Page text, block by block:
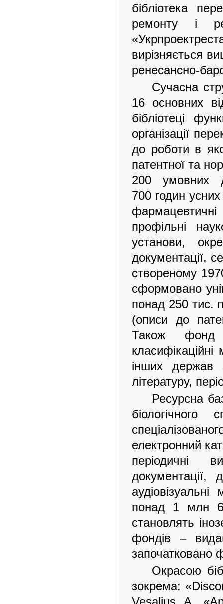
бібліотека
ремонту і
вирізняється
ренесансно-
Сучасна
16 основних
бібліотеці
організації
до роботи в
патентної та
200 умовних
700 годин
профільні
установи,
документації,
створеному
сформовано
понад 250 тис.
(описи до
Також фонд
класифікаційні
інших держав
літературу,
Ресурсна
електронний
періодичні
документації,
понад 1 млн
становлять
фондів –
започатковано
Окрасою
зокрема:
Vesalius A.